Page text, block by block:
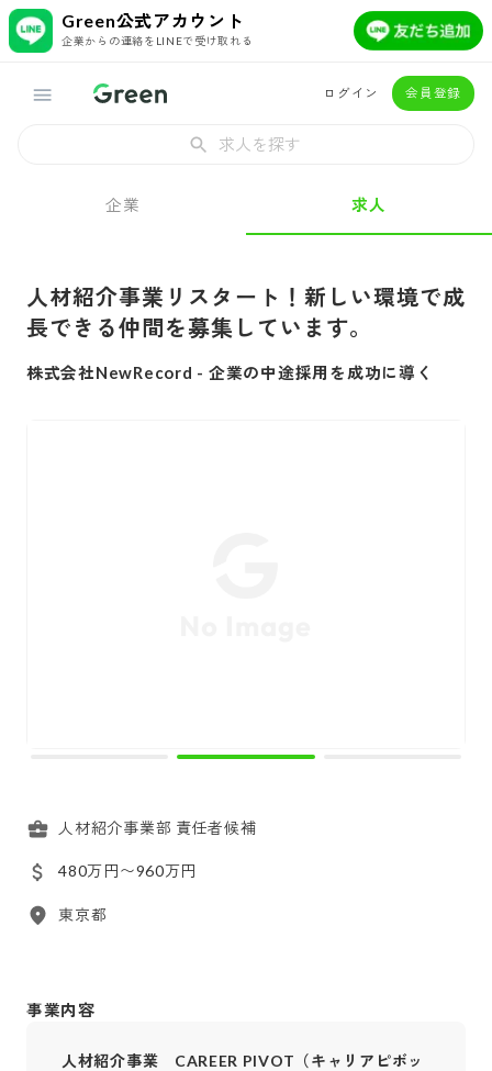
Green公式アカウント
企業からの連絡をLINEで受け取れる
ログイン 会員登録
求人を探す
企業 求人
人材紹介事業リスタート！新しい環境で成
長できる仲間を募集しています。
株式会社NewRecord - 企業の中途採用を成功に導く
人材紹介事業部 責任者候補
480万円〜960万円
東京都
事業内容
人材紹介事業 CAREER PIVOT（キャリアピボッ